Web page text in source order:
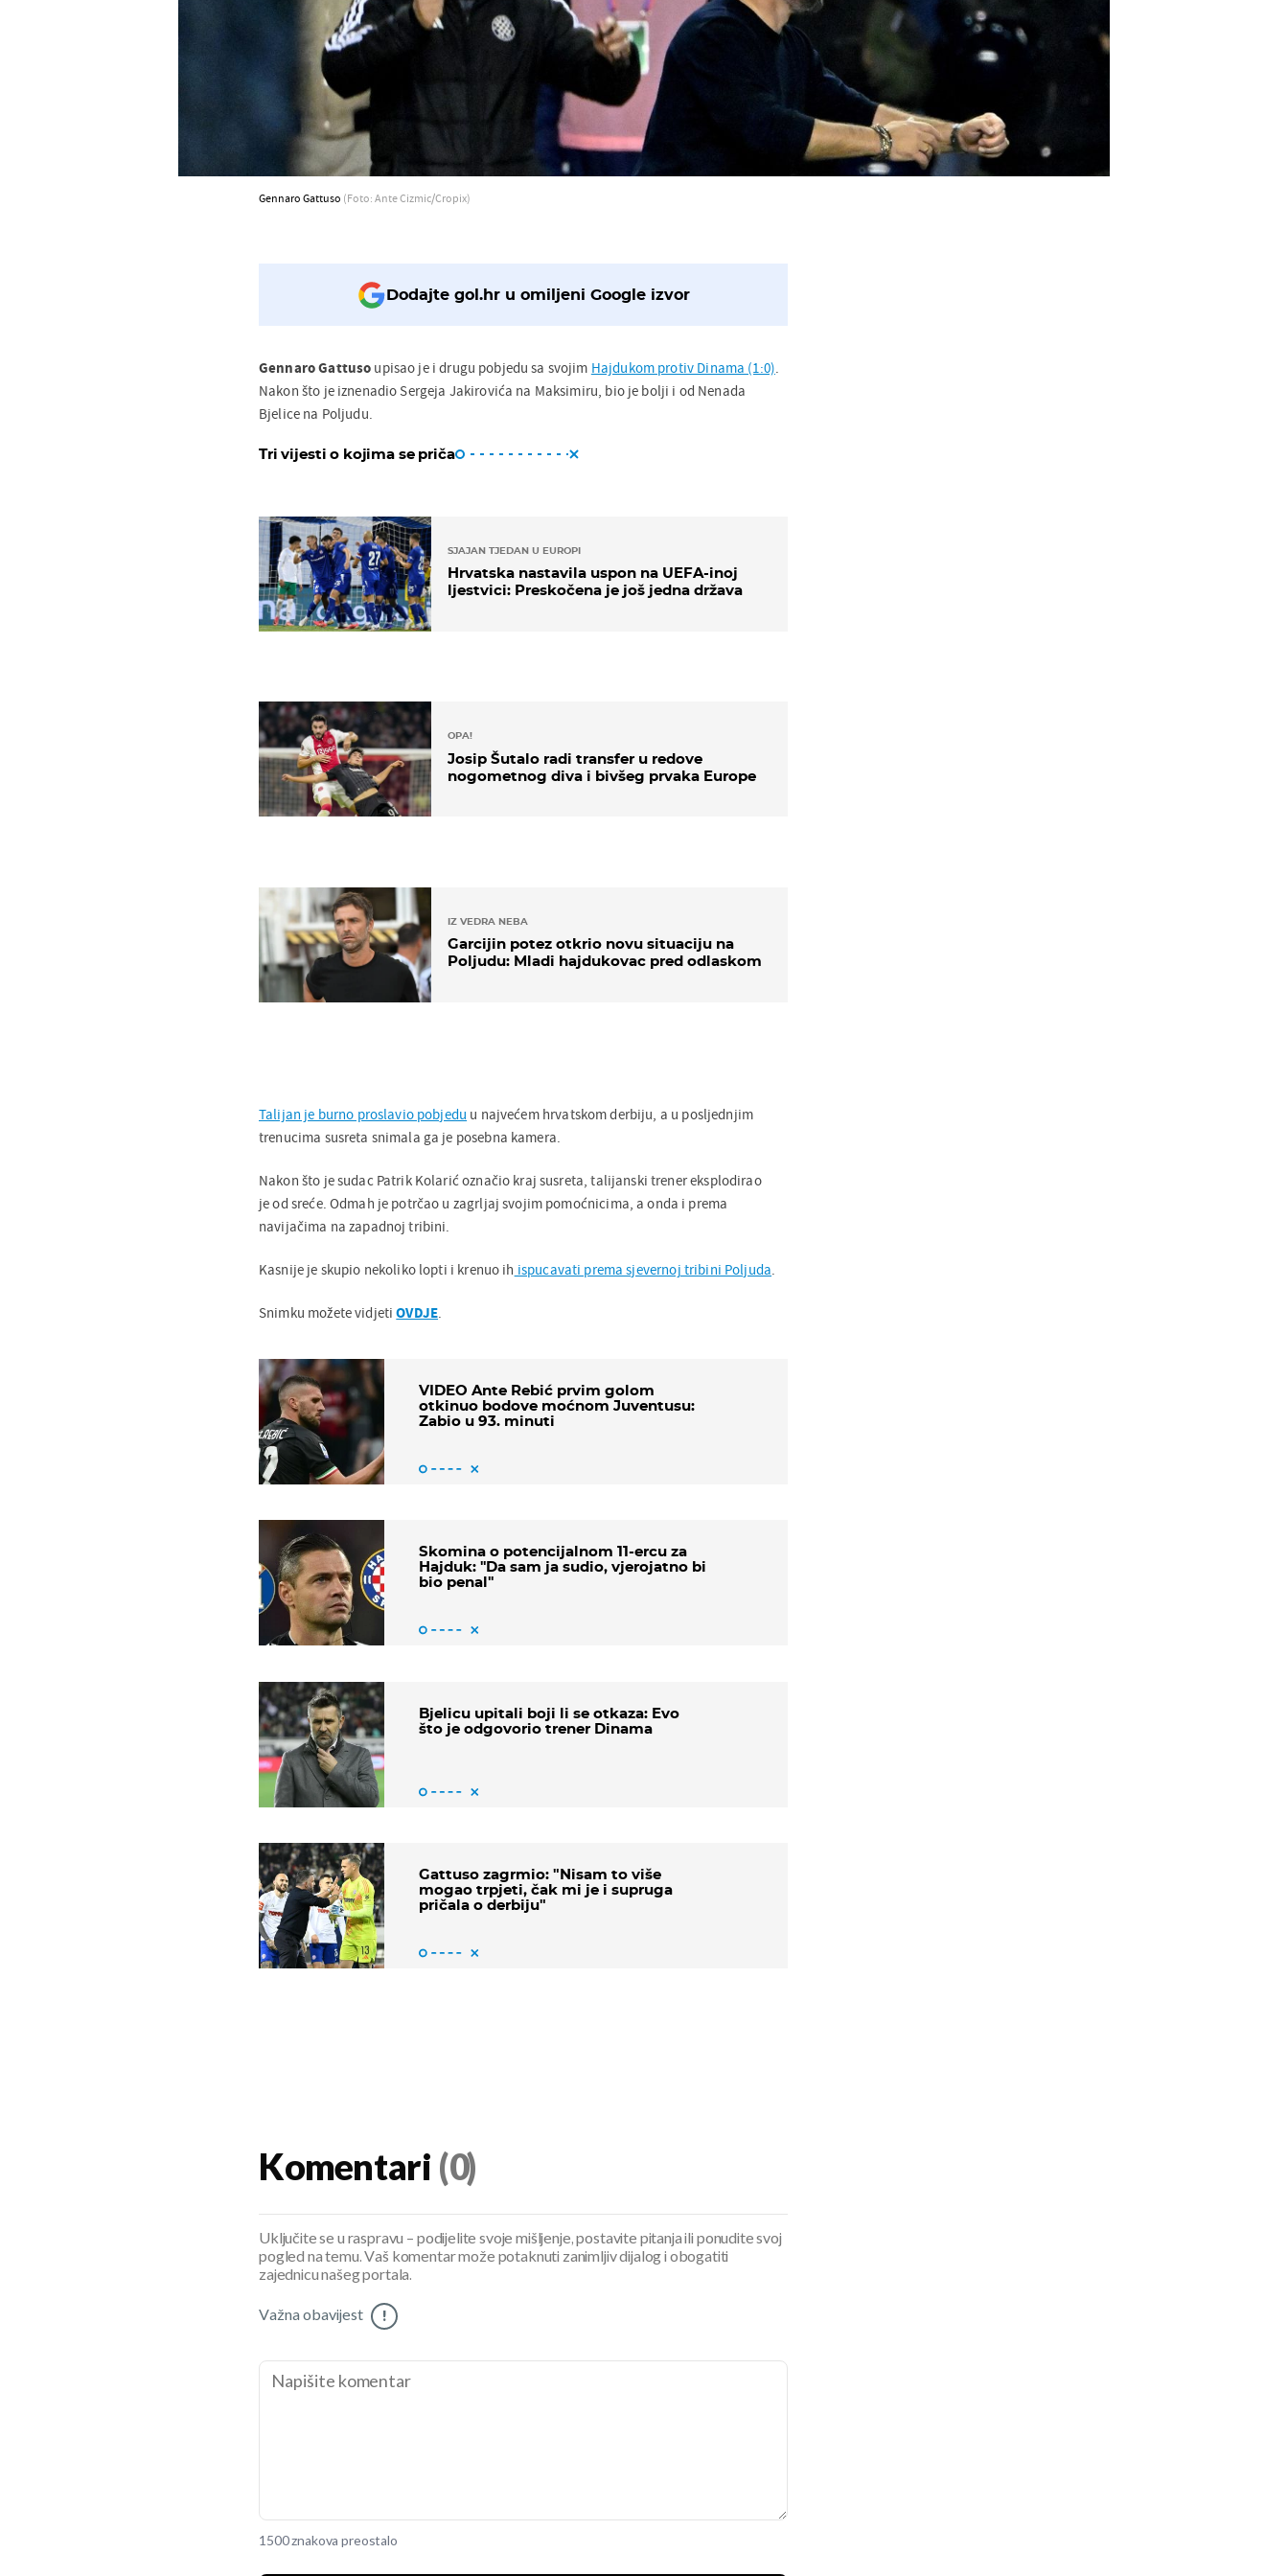
Gennaro Gattuso (Foto: Ante Cizmic/Cropix)
Dodajte gol.hr u omiljeni Google izvor
Gennaro Gattuso upisao je i drugu pobjedu sa svojim Hajdukom protiv Dinama (1:0).
Nakon što je iznenadio Sergeja Jakirovića na Maksimiru, bio je bolji i od Nenada
Bjelice na Poljudu.
Tri vijesti o kojima se priča
SJAJAN TJEDAN U EUROPI
Hrvatska nastavila uspon na UEFA-inoj
ljestvici: Preskočena je još jedna država
OPA!
Josip Šutalo radi transfer u redove
nogometnog diva i bivšeg prvaka Europe
IZ VEDRA NEBA
Garcijin potez otkrio novu situaciju na
Poljudu: Mladi hajdukovac pred odlaskom
Talijan je burno proslavio pobjedu u najvećem hrvatskom derbiju, a u posljednjim
trenucima susreta snimala ga je posebna kamera.
Nakon što je sudac Patrik Kolarić označio kraj susreta, talijanski trener eksplodirao
je od sreće. Odmah je potrčao u zagrljaj svojim pomoćnicima, a onda i prema
navijačima na zapadnoj tribini.
Kasnije je skupio nekoliko lopti i krenuo ih ispucavati prema sjevernoj tribini Poljuda.
Snimku možete vidjetiOVDJE.
VIDEO Ante Rebić prvim golom
otkinuo bodove moćnom Juventusu:
Zabio u 93. minuti
Skomina o potencijalnom 11-ercu za
Hajduk: ''Da sam ja sudio, vjerojatno bi
bio penal''
Bjelicu upitali boji li se otkaza: Evo
što je odgovorio trener Dinama
Gattuso zagrmio: "Nisam to više
mogao trpjeti, čak mi je i supruga
pričala o derbiju"
Komentari (0)
Uključite se u raspravu – podijelite svoje mišljenje, postavite pitanja ili ponudite svoj
pogled na temu. Vaš komentar može potaknuti zanimljiv dijalog i obogatiti
zajednicu našeg portala.
Važna obavijest !
1500 znakova preostalo